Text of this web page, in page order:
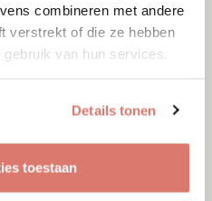
combineren met andere
verstrekt of die ze hebben
van hun services.
Details tonen
toestaan